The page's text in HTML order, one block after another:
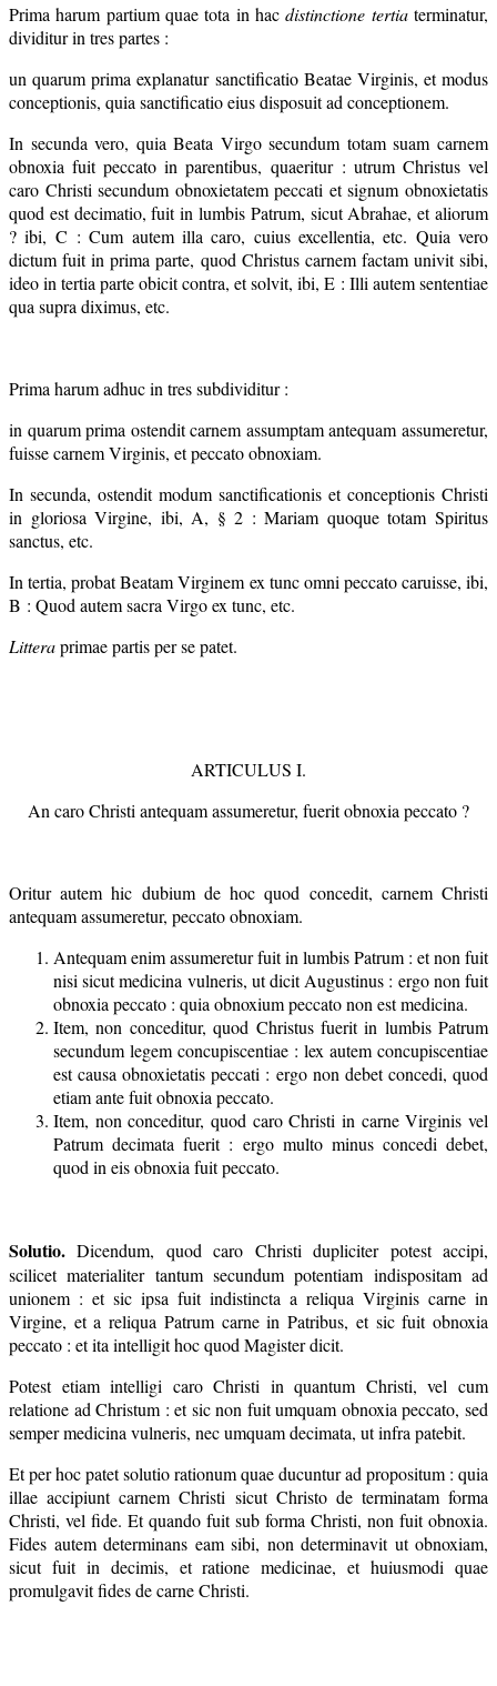
Prima harum partium quae tota in hacdistinctione tertiaterminatur,
dividitur in tres partes :
un quarum prima explanatur sanctificatio Beatae Virginis, et modus
conceptionis, quia sanctificatio eius disposuit ad conceptionem.
In secunda vero, quia Beata Virgo secundum totam suam carnem
obnoxia fuit peccato in parentibus, quaeritur : utrum Christus vel
caro Christi secundum obnoxietatem peccati et signum obnoxietatis
quod est decimatio, fuit in lumbis Patrum, sicut Abrahae, et aliorum
? ibi, C : Cum autem illa caro, cuius excellentia, etc. Quia vero
dictum fuit in prima parte, quod Christus carnem factam univit sibi,
ideo in tertia parte obicit contra, et solvit, ibi, E : Illi autem sententiae
qua supra diximus, etc.
Prima harum adhuc in tres subdividitur :
in quarum prima ostendit carnem assumptam antequam assumeretur,
fuisse carnem Virginis, et peccato obnoxiam.
In secunda, ostendit modum sanctificationis et conceptionis Christi
in gloriosa Virgine, ibi, A, § 2 : Mariam quoque totam Spiritus
sanctus, etc.
In tertia, probat Beatam Virginem ex tunc omni peccato caruisse, ibi,
B : Quod autem sacra Virgo ex tunc, etc.
Litteraprimae partis per se patet.
ARTICULUS I.
An caro Christi antequam assumeretur, fuerit obnoxia peccato ?
Oritur autem hic dubium de hoc quod concedit, carnem Christi
antequam assumeretur, peccato obnoxiam.
Antequam enim assumeretur fuit in lumbis Patrum : et non fuit
nisi sicut medicina vulneris, ut dicit Augustinus : ergo non fuit
obnoxia peccato : quia obnoxium peccato non est medicina.
Item, non conceditur, quod Christus fuerit in lumbis Patrum
secundum legem concupiscentiae : lex autem concupiscentiae
est causa obnoxietatis peccati : ergo non debet concedi, quod
etiam ante fuit obnoxia peccato.
Item, non conceditur, quod caro Christi in carne Virginis vel
Patrum decimata fuerit : ergo multo minus concedi debet,
quod in eis obnoxia fuit peccato.
Solutio. Dicendum, quod caro Christi dupliciter potest accipi,
scilicet materialiter tantum secundum potentiam indispositam ad
unionem : et sic ipsa fuit indistincta a reliqua Virginis carne in
Virgine, et a reliqua Patrum carne in Patribus, et sic fuit obnoxia
peccato : et ita intelligit hoc quod Magister dicit.
Potest etiam intelligi caro Christi in quantum Christi, vel cum
relatione ad Christum : et sic non fuit umquam obnoxia peccato, sed
semper medicina vulneris, nec umquam decimata, ut infra patebit.
Et per hoc patet solutio rationum quae ducuntur ad propositum : quia
illae accipiunt carnem Christi sicut Christo de terminatam forma
Christi, vel fide. Et quando fuit sub forma Christi, non fuit obnoxia.
Fides autem determinans eam sibi, non determinavit ut obnoxiam,
sicut fuit in decimis, et ratione medicinae, et huiusmodi quae
promulgavit fides de carne Christi.